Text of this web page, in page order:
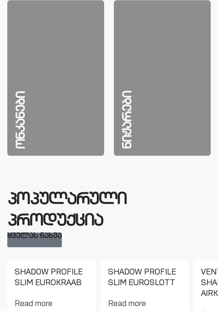
ონკანები ნიჟარები
პოპულარული
პროდუქცია
ᲧᲕᲔᲚᲐᲡ ᲜᲐᲮᲕᲐ
SHADOW PROFILE
SLIM EUROKRAAB
Read more
SHADOW PROFILE
SLIM EUROSLOTT
Read more